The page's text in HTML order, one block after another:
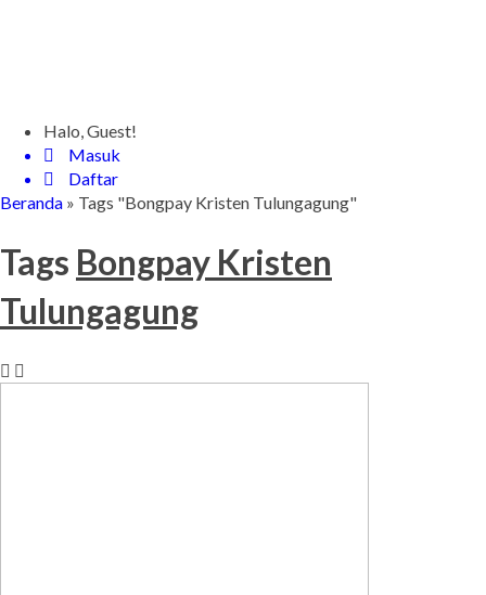
Halo, Guest!
Masuk
Daftar
Beranda » Tags "Bongpay Kristen Tulungagung"
Tags Bongpay Kristen
Tulungagung